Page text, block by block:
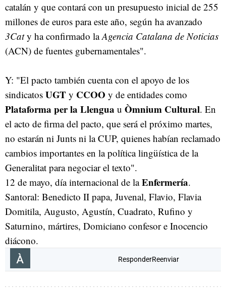
catalán y que contará con un presupuesto inicial de 255
millones de euros para este año, según ha avanzado
3Caty ha confirmado laAgencia Catalana de Noticias
(ACN) de fuentes gubernamentales".
Y: "El pacto también cuenta con el apoyo de los
sindicatos UGT y CCOO y de entidades como
Plataforma per la Llengua u Òmnium Cultural. En
el acto de firma del pacto, que será el próximo martes,
no estarán ni Junts ni la CUP, quienes habían reclamado
cambios importantes en la política lingüística de la
Generalitat para negociar el texto".
12 de mayo, día internacional de laEnfermería.
Santoral: Benedicto II papa, Juvenal, Flavio, Flavia
Domitila, Augusto, Agustín, Cuadrato, Rufino y
Saturnino, mártires, Domiciano confesor e Inocencio
diácono.
ResponderReenviar